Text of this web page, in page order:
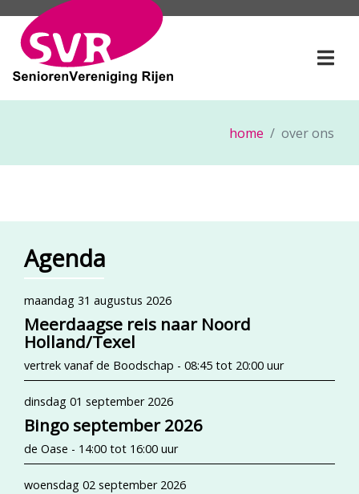
home over ons
Agenda
maandag 31 augustus 2026
Meerdaagse reis naar Noord
Holland/Texel
vertrek vanaf de Boodschap - 08:45 tot 20:00 uur
dinsdag 01 september 2026
Bingo september 2026
de Oase - 14:00 tot 16:00 uur
woensdag 02 september 2026